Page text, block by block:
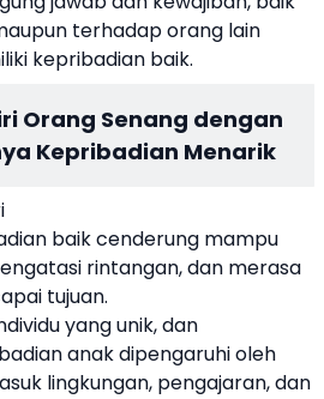
terhadap orang lain
kepribadian baik.
Orang Senang dengan
Kepribadian Menarik
baik cenderung mampu
rintangan, dan merasa
tujuan.
yang unik, dan
anak dipengaruhi oleh
lingkungan, pengajaran, dan